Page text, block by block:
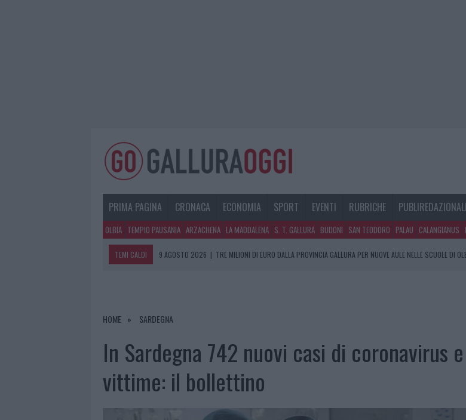
PRIMA PAGINA CRONACA ECONOMIA SPORT EVENTI RUBRICHE PUBLIREDAZIONALI
OLBIA TEMPIO PAUSANIA ARZACHENA LA MADDALENA S. T. GALLURA BUDONI SAN TEODORO PALAU CALANGIANUS
TEMI CALDI 9 AGOSTO 2026 | TRE MILIONI DI EURO DALLA PROVINCIA GALLURA PER NUOVE AULE NELLE SCUOLE DI
8 AGOSTO 2026
HOME SARDEGNA
In Sardegna 742 nuovi casi di coronavirus
vittime: il bollettino